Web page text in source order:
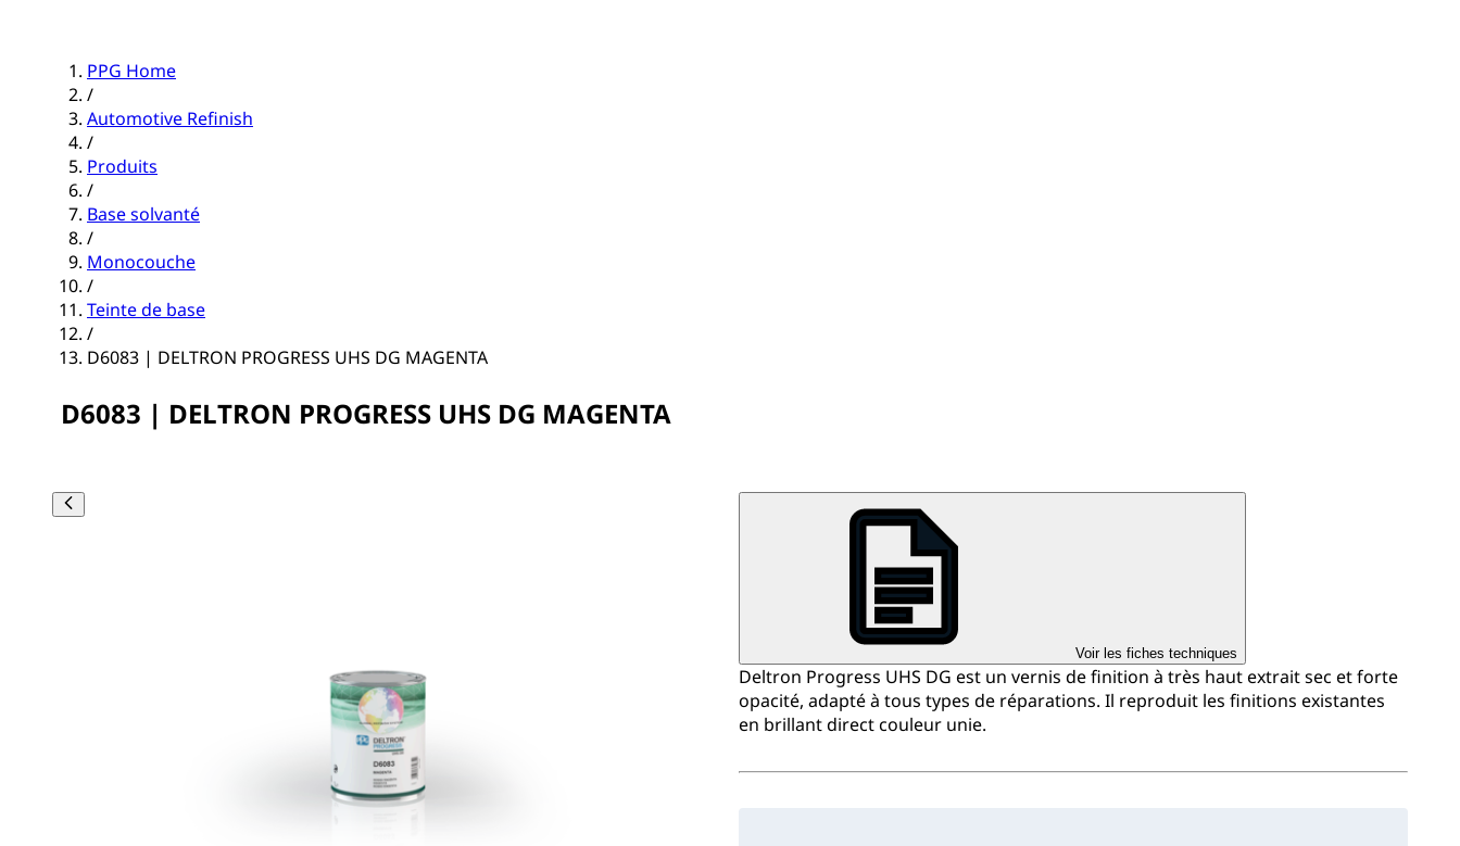
PPG Home
/
Automotive Refinish
/
Produits
/
Base solvanté
/
Monocouche
/
Teinte de base
/
D6083 | DELTRON PROGRESS UHS DG MAGENTA
D6083 | DELTRON PROGRESS UHS DG MAGENTA
Voir les fiches techniques
Deltron Progress UHS DG est un vernis de finition à très haut extrait sec et forte
opacité, adapté à tous types de réparations. Il reproduit les finitions existantes
en brillant direct couleur unie.